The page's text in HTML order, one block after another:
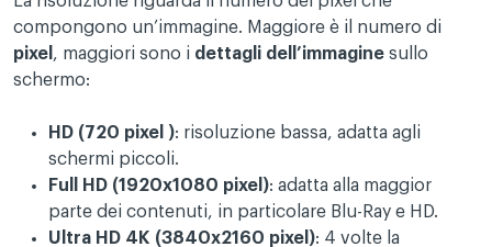
compongono un’immagine. Maggiore è il numero di
pixel , maggiori sono i dettagli dell’immagine sullo
schermo:
HD (720 pixel ): risoluzione bassa, adatta agli
schermi piccoli.
Full HD (1920x1080 pixel): adatta alla maggior
parte dei contenuti, in particolare Blu-Ray e HD.
Ultra HD 4K (3840x2160 pixel ): 4 volte la